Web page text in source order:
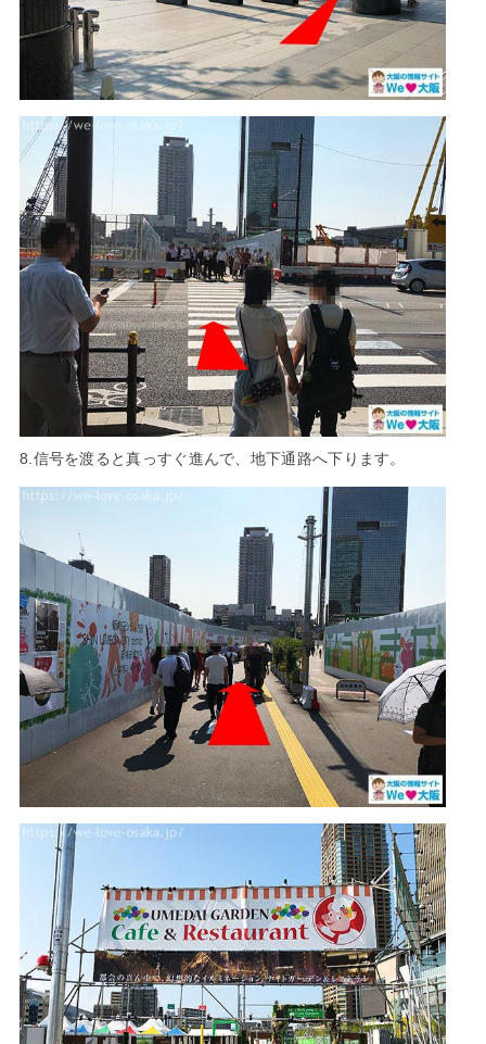
8.信号を渡ると真っすぐ進んで、地下通路へ下ります。